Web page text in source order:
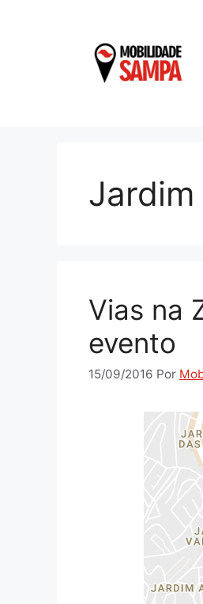
Jardim
Vias na
evento
15/09/2016 Por